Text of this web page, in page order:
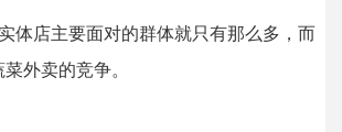
体店主要面对的群体就只有那么多，而
外卖的竞争。